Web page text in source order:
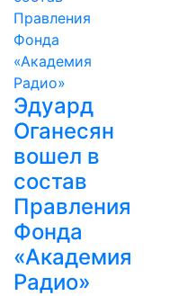
Эдуард
Оганесян
вошел в
состав
Правления
Фонда
«Академия
Радио»